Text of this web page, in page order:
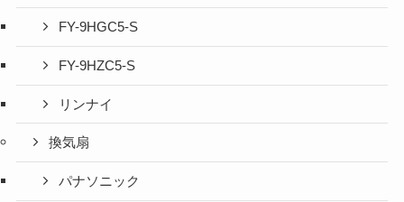
FY-9HGC5-S
FY-9HZC5-S
リンナイ
換気扇
パナソニック